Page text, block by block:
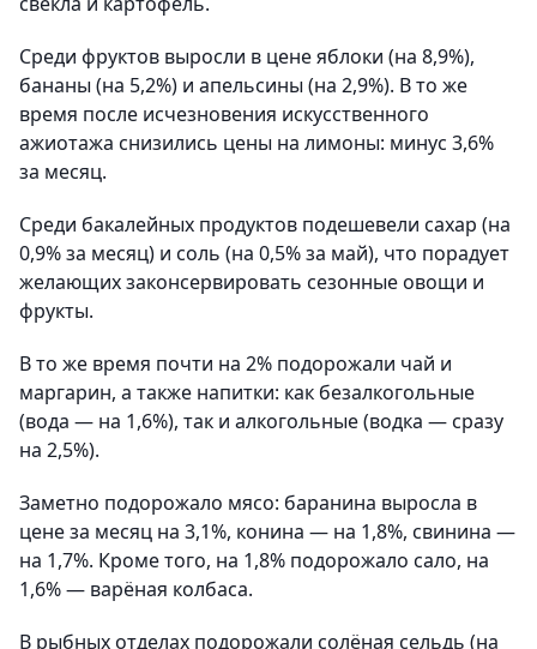
Среди фруктов выросли в цене яблоки (на 8,9%),
бананы (на 5,2%) и апельсины (на 2,9%). В то же
время после исчезновения искусственного
ажиотажа снизились цены на лимоны: минус 3,6%
за месяц.
Среди бакалейных продуктов подешевели сахар (на
0,9% за месяц) и соль (на 0,5% за май), что порадует
желающих законсервировать сезонные овощи и
фрукты.
В то же время почти на 2% подорожали чай и
маргарин, а также напитки: как безалкогольные
(вода — на 1,6%), так и алкогольные (водка — сразу
на 2,5%).
Заметно подорожало мясо: баранина выросла в
цене за месяц на 3,1%, конина — на 1,8%, свинина —
на 1,7%. Кроме того, на 1,8% подорожало сало, на
1,6% — варёная колбаса.
В рыбных отделах подорожали солёная сельдь (на